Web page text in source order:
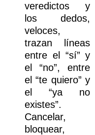
veredictos y
los dedos,
veloces,
trazan líneas
entre el “sí” y
el “no”, entre
el “te quiero” y
el “ya no
existes”.
Cancelar,
bloquear,